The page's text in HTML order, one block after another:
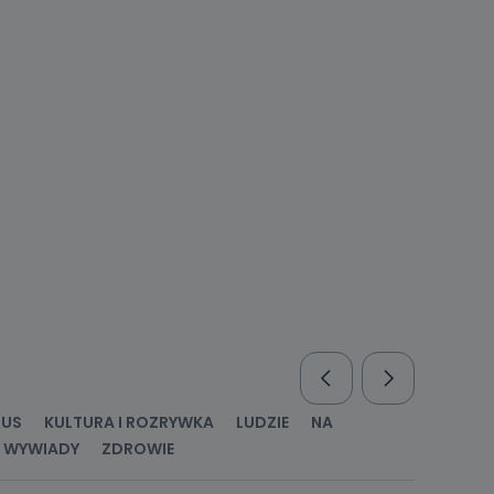
od
ze
KULTURA I ROZRYWKA LUDZIE
NA
WYWIADY ZDROWIE